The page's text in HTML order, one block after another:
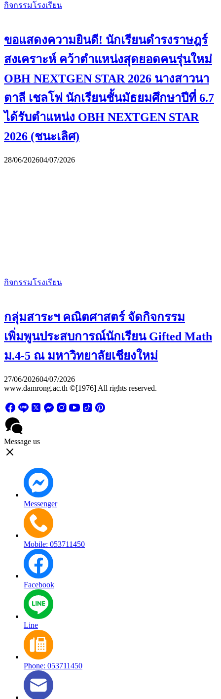
กิจกรรมโรงเรียน
ขอแสดงความยินดี! นักเรียนดำรงราษฎร์
สงเคราะห์ คว้าตำแหน่งสุดยอดคนรุ่นใหม่
OBH NEXTGEN STAR 2026 นางสาวนา
ตาลี เชลโฟ นักเรียนชั้นมัธยมศึกษาปีที่ 6.7
ได้รับตำแหน่ง OBH NEXTGEN STAR
2026 (ชนะเลิศ)
28/06/202604/07/2026
กิจกรรมโรงเรียน
กลุ่มสาระฯ คณิตศาสตร์ จัดกิจกรรม
เพิ่มพูนประสบการณ์นักเรียน Gifted Math
ม.4-5 ณ มหาวิทยาลัยเชียงใหม่
27/06/202604/07/2026
www.damrong.ac.th ©[1976] All rights reserved.
Message us
Messenger
Mobile: 053711450
Facebook
Line
Phone: 053711450